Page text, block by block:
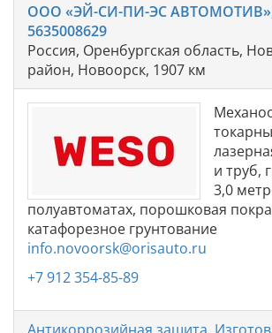
ООО «ЭЙ-СИ-ПИ-ЭС
5635008629
Россия, Оренбургская область,
район, Новоорск, 1907 км
и труб,
3,0
полуавтоматах, порошковая
катафорезное грунтование
info.novoorsk@orisauto.ru
+7 912 354-85-89